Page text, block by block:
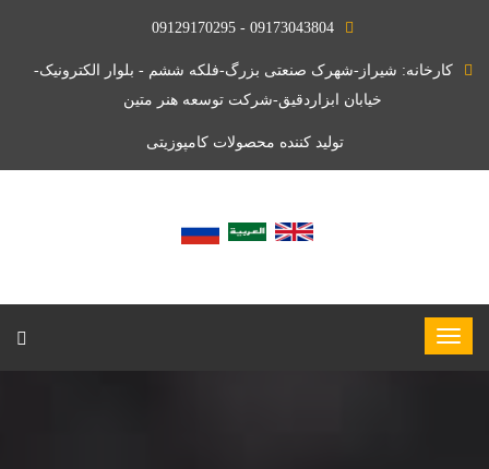
09173043804 - 09129170295
کارخانه: شیراز-شهرک صنعتی بزرگ-فلکه ششم - بلوار الکترونیک-
خیابان ابزاردقیق-شرکت توسعه هنر متین
تولید کننده محصولات کامپوزیتی